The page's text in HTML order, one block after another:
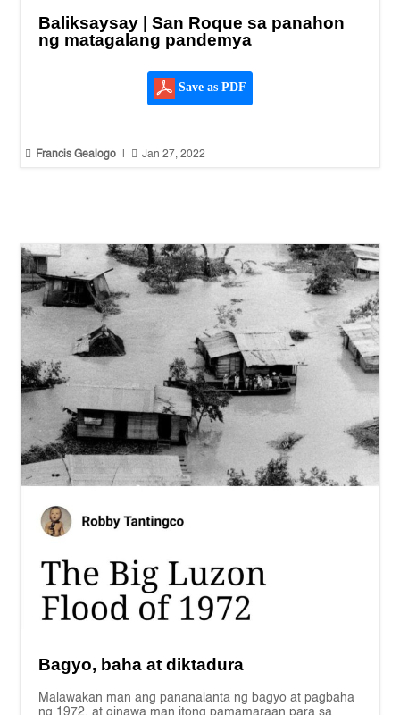
Baliksaysay | San Roque sa panahon
ng matagalang pandemya
Save as PDF
 Francis Gealogo  Jan 27, 2022
Bagyo, baha at diktadura
Malawakan man ang pananalanta ng bagyo at pagbaha